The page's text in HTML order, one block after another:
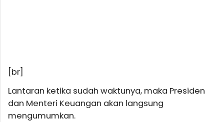
[br]
Lantaran ketika sudah waktunya, maka Presiden
dan Menteri Keuangan akan langsung
mengumumkan.